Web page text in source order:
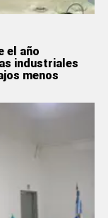
el año
industriales
menos